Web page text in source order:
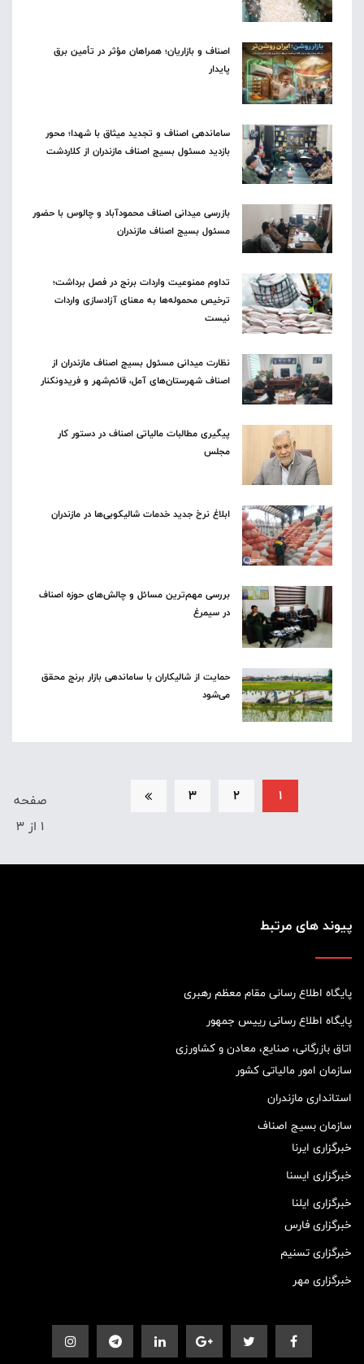
اصناف و بازاریان؛ همراهان مؤثر در تأمین برق
پایدار
ساماندهی اصناف و تجدید میثاق با شهدا؛ محور
بازدید مسئول بسیج اصناف مازندران از کلاردشت
بازرسی میدانی اصناف محمودآباد و چالوس با حضور
مسئول بسیج اصناف مازندران
تداوم ممنوعیت واردات برنج در فصل برداشت؛
ترخیص محموله‌ها به معنای آزادسازی واردات
نیست
نظارت میدانی مسئول بسیج اصناف مازندران از
اصناف شهرستان‌های آمل، قائم‌شهر و فریدونکنار
پیگیری مطالبات مالیاتی اصناف در دستور کار
مجلس
ابلاغ نرخ جدید خدمات شالیکوبی‌ها در مازندران
بررسی مهم‌ترین مسائل و چالش‌های حوزه اصناف
در سیمرغ
حمایت از شالیکاران با ساماندهی بازار برنج محقق
می‌شود
1
2
3
صفحه
1 از 3
پیوند های مرتبط
پایگاه اطلاع رسانی مقام معظم رهبری
پایگاه اطلاع رسانی رییس جمهور
اتاق بازرگانی، صنایع، معادن و کشاورزی
سازمان امور مالیاتی کشور
استانداری مازندران
سازمان بسیج اصناف
خبرگزاری ایرنا
خبرگزاری ایسنا
خبرگزاری ایلنا
خبرگزاری فارس
خبرگزاری تسنیم
خبرگزاری مهر